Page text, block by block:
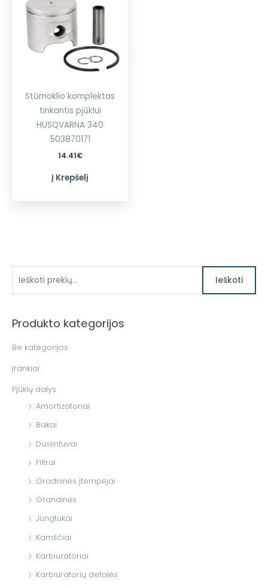
k
i
Ieškoti
Produkto kategorijos
Be kategorijos
Įrankiai
Pjūklų dalys
Amortizatoriai
Bakai
Duslintuvai
Filtrai
Gradninės įtempėjai
Grandinės
Jungtukai
Kamščiai
Karbiuratoriai
Karbiuratorių detalės
Stūmoklio komplektas
tinkantis pjūklui
HUSQVARNA 340
503870171
14.41€
Į Krepšelį